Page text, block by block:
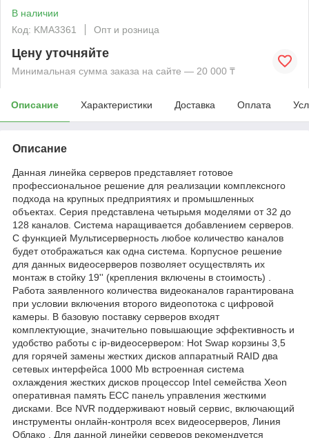
В наличии
Код: KMА3361
Опт и розница
Цену уточняйте
Минимальная сумма заказа на сайте — 20 000 ₸
Описание Характеристики Доставка Оплата
Описание
Данная линейка серверов представляет готовое
профессиональное решение для реализации комплексного
подхода на крупных предприятиях и промышленных
объектах. Серия представлена четырьмя моделями от 32 до
128 каналов. Система наращивается добавлением серверов.
С функцией Мультисерверность любое количество каналов
будет отображаться как одна система. Корпусное решение
для данных видеосерверов позволяет осуществлять их
монтаж в стойку 19'' (крепления включены в стоимость) .
Работа заявленного количества видеоканалов гарантирована
при условии включения второго видеопотока с цифровой
камеры. В базовую поставку серверов входят
комплектующие, значительно повышающие эффективность и
удобство работы с ip-видеосервером: Hot Swap корзины 3,5
для горячей замены жестких дисков аппаратный RAID два
сетевых интерфейса 1000 Mb встроенная система
охлаждения жестких дисков процессор Intel семейства Xeon
оперативная память ECC панель управления жесткими
дисками. Все NVR поддерживают новый сервис, включающий
инструменты онлайн-контроля всех видеосерверов, Линия
Облако . Для данной линейки серверов рекомендуется